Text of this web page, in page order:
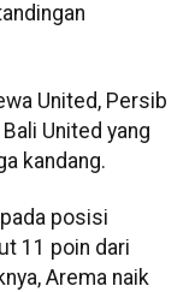
United, Persib
United yang
kandang.
posisi
11 poin dari
Arema naik